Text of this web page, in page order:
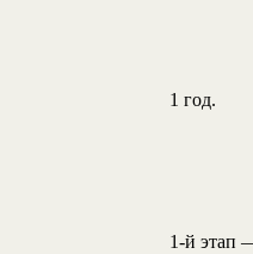
1 год.
1-й этап